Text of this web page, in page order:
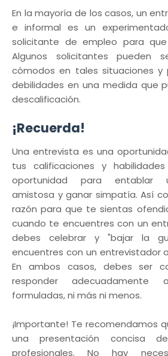
En la mayoría de los casos, un
e informal es un
solicitante de empleo para
Algunos solicitantes pueden
cómodos en tales situaciones y
debilidades en una medida que
descalificación.
¡Recuerda!
Una entrevista es una
tus calificaciones y
oportunidad para entablar
amistosa y ganar simpatía. Así
razón para que te sientas
cuando te encuentres con un
debes celebrar y "bajar la
encuentres con un entrevistador
En ambos casos, debes ser
responder
formuladas, ni más ni menos.
¡Importante! Te recomendamos
una presentación concisa
profesionales. No hay